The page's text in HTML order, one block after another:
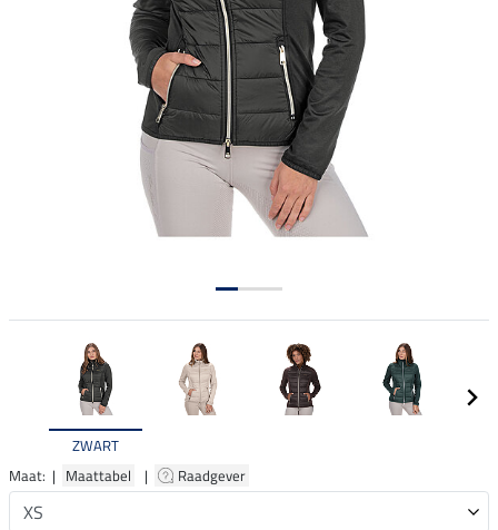
ZWART
Maat: | Maattabel | Raadgever